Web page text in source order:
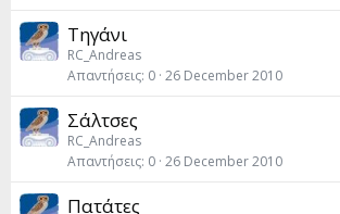
Τηγάνι
RC_Andreas
Απαντήσεις 0 26 December 2010
Σάλτσες
RC_Andreas
Απαντήσεις 0 26 December 2010
Πατάτες